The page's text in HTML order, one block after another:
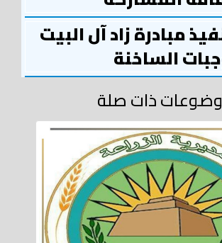
مبادرة زاد آل البيت
الساخنة
ذات صلة